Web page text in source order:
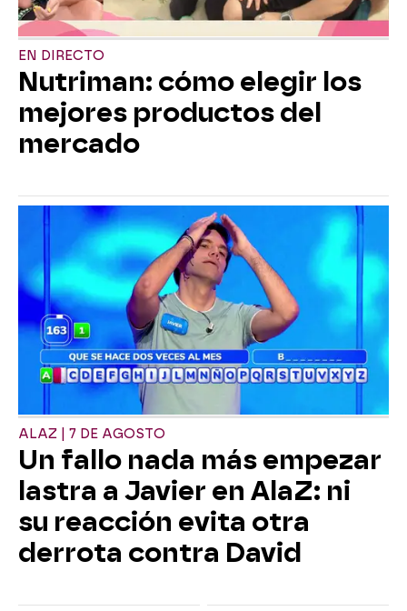
EN DIRECTO
Nutriman: cómo elegir los
mejores productos del
mercado
ALAZ | 7 DE AGOSTO
Un fallo nada más empezar
lastra a Javier en AlaZ: ni
su reacción evita otra
derrota contra David